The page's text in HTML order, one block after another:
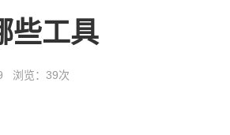
些工具
浏览： 39次